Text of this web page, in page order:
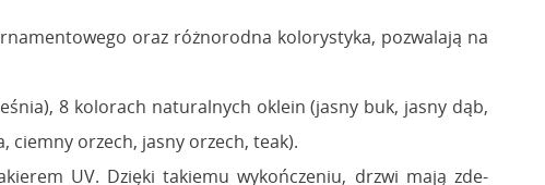
oraz różnorodna kolorystyka, pozwalają na
8 kolorach naturalnych oklein (jasny buk, jasny dąb,
orzech, jasny orzech, teak).
UV. Dzięki takiemu wykończeniu, drzwi mają zde-